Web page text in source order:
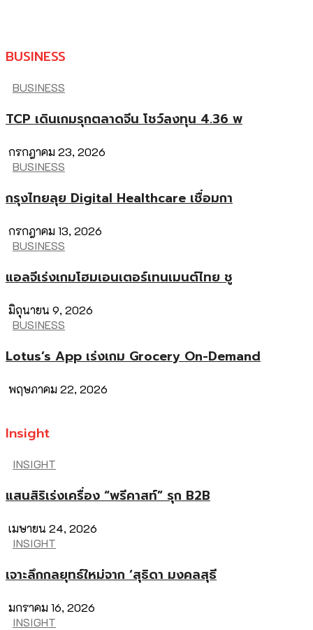
BUSINESS
BUSINESS
TCP เดินเกมรุกตลาดจีน โชว์ลงทุน 4.36 พ
กรกฎาคม 23, 2026
BUSINESS
กรุงไทยลุย Digital Healthcare เชื่อมกา
กรกฎาคม 13, 2026
BUSINESS
แอลจีเร่งเกมโฮมเอนเตอร์เทนเมนต์ไทย ชู
มิถุนายน 9, 2026
BUSINESS
Lotus’s App เร่งเกม Grocery On-Demand
พฤษภาคม 22, 2026
Insight
INSIGHT
แสนสิริเร่งเครื่อง “พรีคาสท์” รุก B2B
เมษายน 24, 2026
INSIGHT
เจาะลึกกลยุทธ์ใหม่จาก ‘สุธิดา มงคลสุธี
มกราคม 16, 2026
INSIGHT